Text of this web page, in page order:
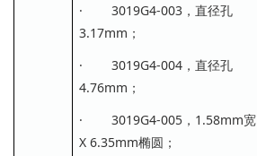
· 3019G4-003，直径孔
3.17mm；
· 3019G4-004，直径孔
4.76mm；
· 3019G4-005，1.58mm宽
X 6.35mm椭圆；